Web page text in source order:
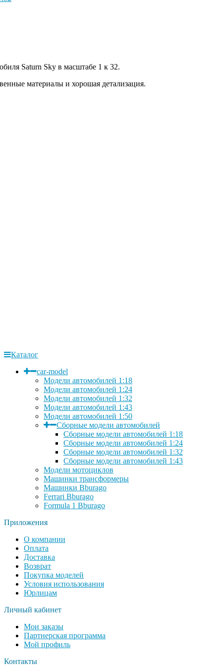
Saturn Sky в масштабе 1 к 32.
материалы и хорошая детализация.
Каталог
car-model
Модели автомобилей 1:18
Модели автомобилей 1:24
Модели автомобилей 1:32
Модели автомобилей 1:43
Модели автомобилей 1:50
Сборные модели автомобилей
Сборные модели автомобилей 1:18
Сборные модели автомобилей 1:24
Сборные модели автомобилей 1:32
Сборные модели автомобилей 1:43
Модели мотоциклов
Машинки трансформеры
Машинки Bburago
Ferrari Bburago
Formula 1 Bburago
Приложения
О компании
Оплата
Доставка
Возврат
Покупка моделей
Условия использования
Юрлицам
Личный кабинет
Мои заказы
Партнерская программа
Мой профиль
Контакты